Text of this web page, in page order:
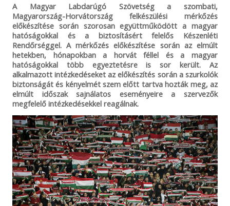
A Magyar Labdarúgó Szövetség a szombati,
Magyarország-Horvátország felkészülési mérkőzés
előkészítése során szorosan együttműködött a magyar
hatóságokkal és a biztosításért felelős Készenléti
Rendőrséggel. A mérkőzés előkészítése során az elmúlt
hetekben, hónapokban a horvát féllel és a magyar
hatóságokkal több egyeztetésre is sor került. Az
alkalmazott intézkedéseket az előkészítés során a szurkolók
biztonságát és kényelmét szem előtt tartva hozták meg, az
elmúlt időszak sajnálatos eseményeire a szervezők
megfelelő intézkedésekkel reagálnak.